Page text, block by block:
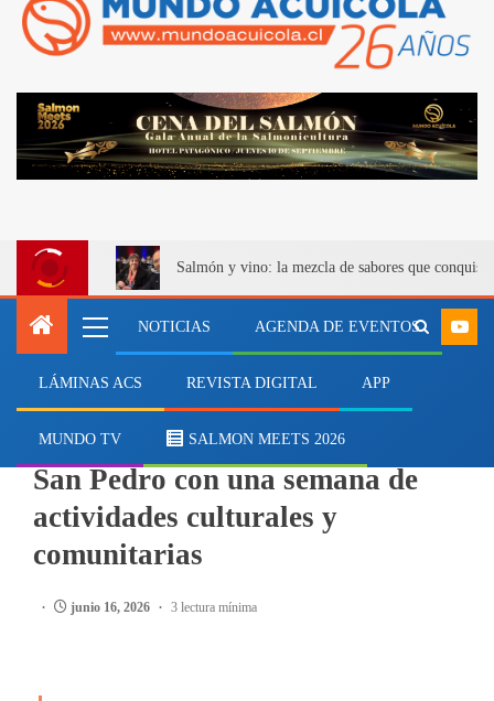
Salmón y vino: la mezcla de sabores que
NOTICIAS AGENDA DE EVENTOS
LÁMINAS ACS REVISTA DIGITAL APP
MUNDO TV SALMON MEETS 2026
Puerto Montt celebrará el Día de
San Pedro con una semana de
actividades culturales y
comunitarias
junio 16, 2026 3 lectura mínima